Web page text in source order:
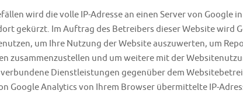
wird die volle IP-Adresse an einen Server von Google in
gekürzt. Im Auftrag des Betreibers dieser Website wird
um Ihre Nutzung der Website auszuwerten, um
zusammenzustellen und um weitere mit der
Dienstleistungen gegenüber dem
Google Analytics von Ihrem Browser übermittelte IP-